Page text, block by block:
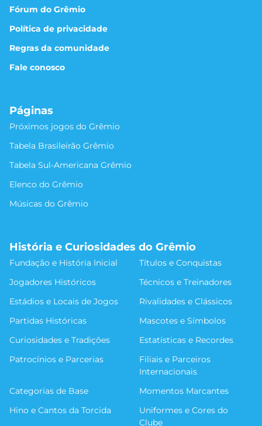
Fórum do Grêmio
Política de privacidade
Regras da comunidade
Fale conosco
Páginas
Próximos jogos do Grêmio
Tabela Brasileirão Grêmio
Tabela Sul-Americana Grêmio
Elenco do Grêmio
Músicas do Grêmio
História e Curiosidades do Grêmio
Fundação e História Inicial
Títulos e Conquistas
Jogadores Históricos
Técnicos e Treinadores
Estádios e Locais de Jogos
Rivalidades e Clássicos
Partidas Históricas
Mascotes e Símbolos
Curiosidades e Tradições
Estatísticas e Recordes
Patrocínios e Parcerias
Filiais e Parceiros
Internacionais
Categorias de Base
Momentos Marcantes
Hino e Cantos da Torcida
Uniformes e Cores do
Clube